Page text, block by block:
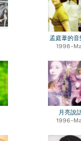
孟庭葦的音
1998-
月亮說
1996-